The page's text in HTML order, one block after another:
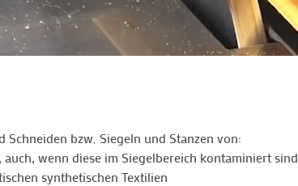
Schneiden bzw. Siegeln und Stanzen von:
wenn diese im Siegelbereich kontaminiert sind
synthetischen Textilien